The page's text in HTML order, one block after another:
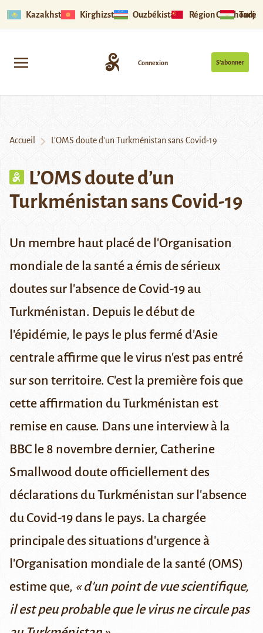
Kazakhstan Kirghizstan Ouzbékistan Région Ouïghoure
S’abonner
Connexion
Accueil L’OMS doute d’un Turkménistan sans Covid-19
L’OMS doute d’un
Turkménistan sans Covid-19
Un membre haut placé de l'Organisation
mondiale de la santé a émis de sérieux
doutes sur l'absence de Covid-19 au
Turkménistan. Depuis le début de
l'épidémie, le pays le plus fermé d'Asie
centrale affirme que le virus n'est pas entré
sur son territoire. C'est la première fois que
cette affirmation du Turkménistan est
remise en cause. Dans une interview à la
BBC le 8 novembre dernier, Catherine
Smallwood doute officiellement des
déclarations du Turkménistan sur l'absence
du Covid-19 dans le pays. La chargée
principale des situations d'urgence à
l'Organisation mondiale de la santé (OMS)
estime que, « d'un point de vue scientifique,
il est peu probable que le virus ne circule pas